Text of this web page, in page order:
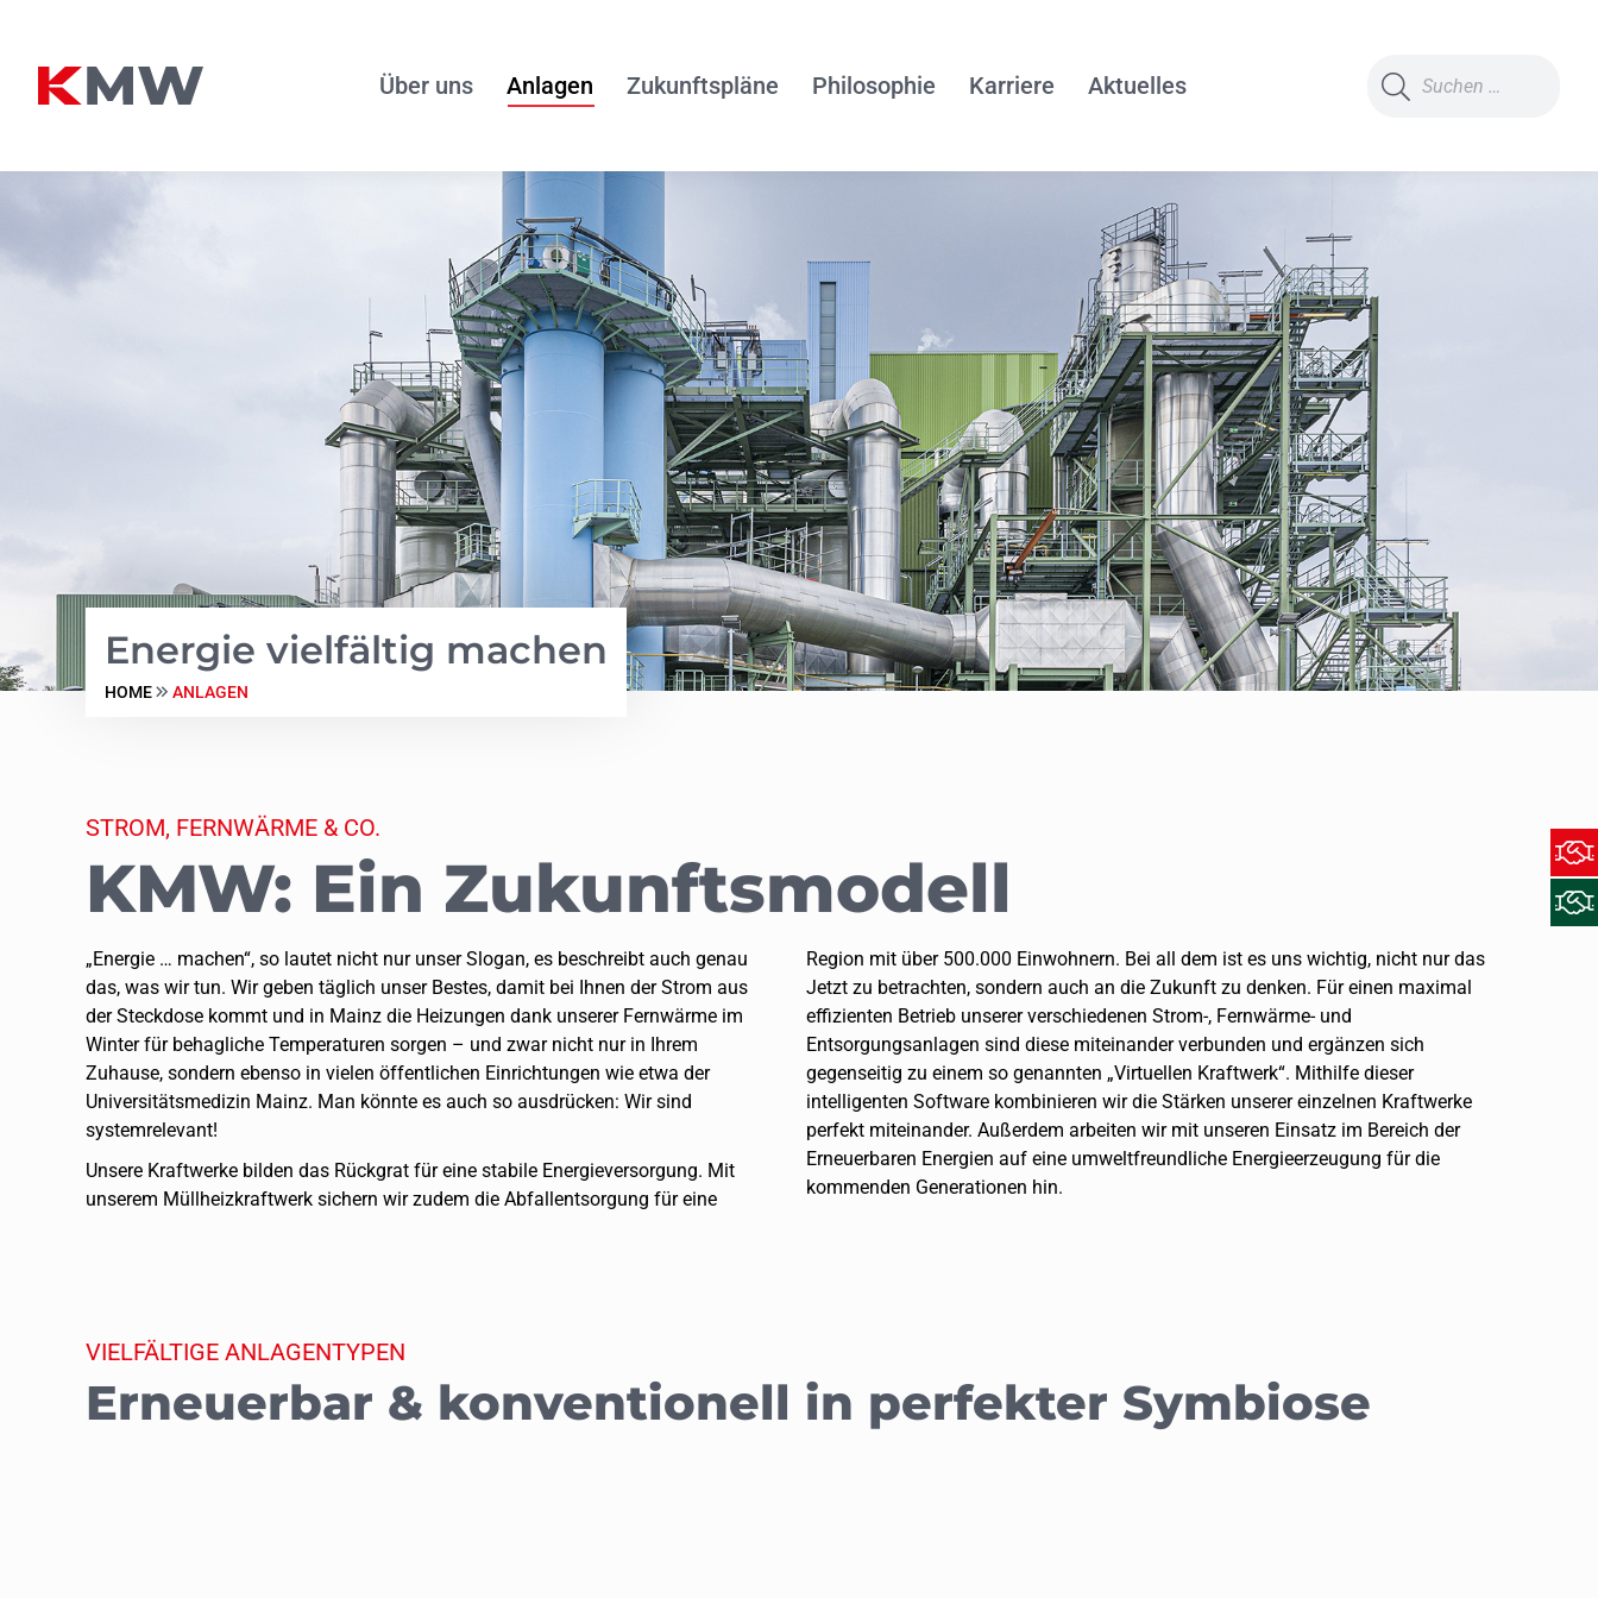
Über uns Anlagen Zukunftspläne Philosophie Karriere Aktuelles
Search:
Energie vielfältig machen
HOME ANLAGEN
STROM, FERNWÄRME & CO.
KMW: Ein Zukunfts­modell
„Energie … machen“, so lautet nicht nur unser Slogan, es beschreibt auch genau
das, was wir tun. Wir geben täglich unser Bestes, damit bei Ihnen der Strom aus
der Steckdose kommt und in Mainz die Heizungen dank unserer Fernwärme im
Winter für behagliche Temperaturen sorgen – und zwar nicht nur in Ihrem
Zuhause, sondern ebenso in vielen öffentlichen Einrichtungen wie etwa der
Universitätsmedizin Mainz. Man könnte es auch so ausdrücken: Wir sind
systemrelevant!
Unsere Kraftwerke bilden das Rückgrat für eine stabile Energieversorgung. Mit
unserem Müllheizkraftwerk sichern wir zudem die Abfallentsorgung für eine
Region mit über 500.000 Einwohnern. Bei all dem ist es uns wichtig, nicht nur das
Jetzt zu betrachten, sondern auch an die Zukunft zu denken. Für einen maximal
effizienten Betrieb unserer verschiedenen Strom-, Fernwärme- und
Entsorgungsanlagen sind diese miteinander verbunden und ergänzen sich
gegenseitig zu einem so genannten „Virtuellen Kraftwerk“. Mithilfe dieser
intelligenten Software kombinieren wir die Stärken unserer einzelnen Kraftwerke
perfekt miteinander. Außerdem arbeiten wir mit unseren Einsatz im Bereich der
Erneuerbaren Energien auf eine umweltfreundliche Energieerzeugung für die
kommenden Generationen hin.
VIELFÄLTIGE ANLAGENTYPEN
Erneuerbar & konventionell in perfekter Symbiose